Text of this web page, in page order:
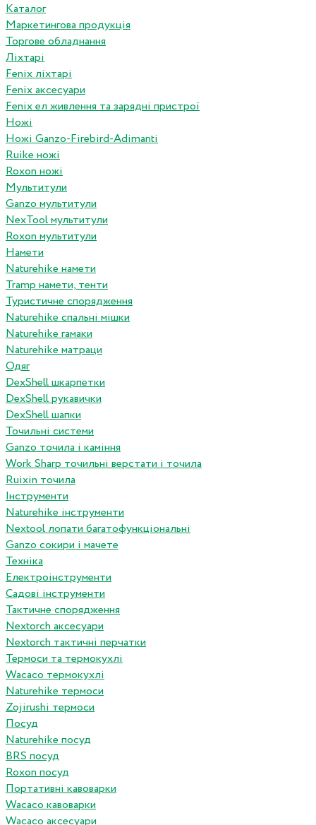
Каталог
Маркетингова продукція
Торгове обладнання
Ліхтарі
Fenix ліхтарі
Fenix аксесуари
Fenix ел живлення та зарядні пристрої
Ножі
Ножі Ganzo-Firebird-Adimanti
Ruike ножі
Roxon ножi
Мультитули
Ganzo мультитули
NexTool мультитули
Roxon мультитули
Намети
Naturehike намети
Tramp намети, тенти
Туристичне спорядження
Naturehike спальні мішки
Naturehike гамаки
Naturehike матраци
Одяг
DexShell шкарпетки
DexShell рукавички
DexShell шапки
Точильні системи
Ganzo точила і каміння
Work Sharp точильні верстати і точила
Ruixin точила
Інструменти
Naturehike інструменти
Nextool лопати багатофункціональні
Ganzo сокири і мачете
Техніка
Електроінструменти
Садові інструменти
Тактичне спорядження
Nextorch аксесуари
Nextorch тактичні перчатки
Термоси та термокухлі
Wacaco термокухлі
Naturehike термоси
Zojirushi термоси
Посуд
Naturehike посуд
BRS посуд
Roxon посуд
Портативні кавоварки
Wacaco кавоварки
Wacaco аксесуари